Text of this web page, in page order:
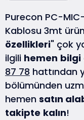
Purecon PC-
Kablosu 3mt
özellikleri" çok
ilgili hemen bilgi
87 78 hattından
bölümünden
hemen satın
takipte kalın!